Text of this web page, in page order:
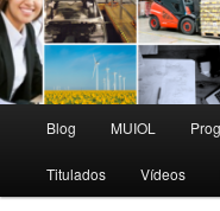
principal
Blog MUIOL
Titulados Vídeos